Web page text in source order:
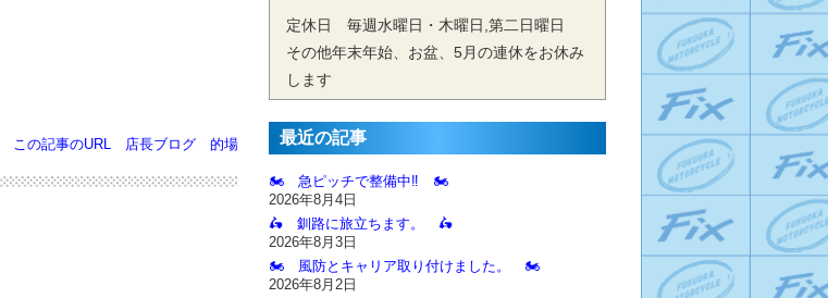
この記事のURL 店長ブログ 的場
定休日 毎週水曜日・木曜日,第二日曜日
その他年末年始、お盆、5月の連休をお休み
します
最近の記事
🏍️ 急ピッチで整備中‼️ 🏍️
2026年8月4日
🛵 釧路に旅立ちます。 🛵
2026年8月3日
🏍️ 風防とキャリア取り付けました。 🏍️
2026年8月2日